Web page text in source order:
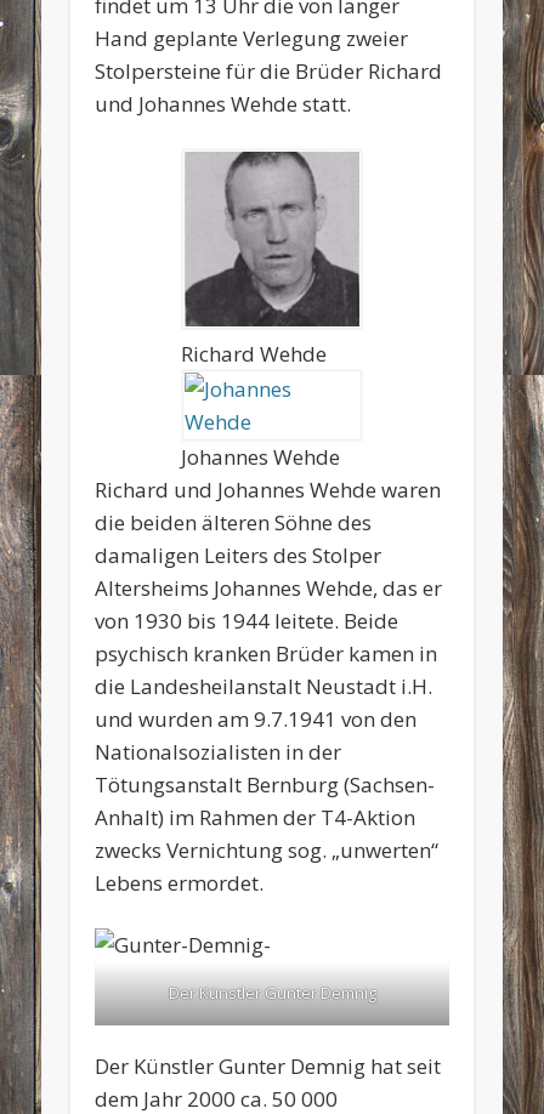
Hand geplante Verlegung zweier
Stolpersteine für die Brüder Richard
und Johannes Wehde statt.
Richard Wehde
Johannes Wehde
Richard und Johannes Wehde waren
die beiden älteren Söhne des
damaligen Leiters des Stolper
Altersheims Johannes Wehde, das er
von 1930 bis 1944 leitete. Beide
psychisch kranken Brüder kamen in
die Landesheilanstalt Neustadt i.H.
und wurden am 9.7.1941 von den
Nationalsozialisten in der
Tötungsanstalt Bernburg (Sachsen-
Anhalt) im Rahmen der T4-Aktion
zwecks Vernichtung sog. „unwerten“
Lebens ermordet.
Der Künstler Gunter Demnig
Der Künstler Gunter Demnig hat seit
dem Jahr 2000 ca. 50 000